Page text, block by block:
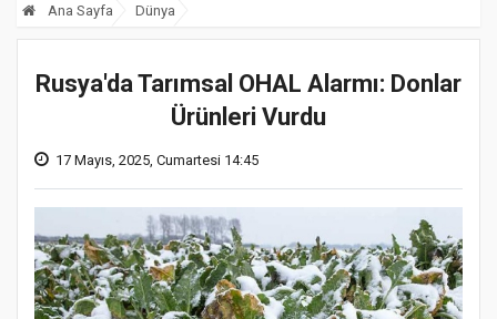
Ana Sayfa Dünya
Rusya'da Tarımsal OHAL Alarmı: Donlar
Ürünleri Vurdu
17 Mayıs, 2025, Cumartesi 14:45